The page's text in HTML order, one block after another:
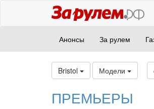
Анонсы За рулем
Bristol Модели
ПРЕМЬЕРЫ